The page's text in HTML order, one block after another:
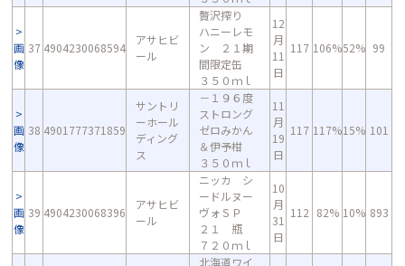
画
像
37 4904230068594
アサヒビ
ール
贅沢搾り
ハニーレモ
ン ２１期
間限定缶
３５０ｍｌ
12
月
11
日
117 106%52% 99
画
像
38 4901777371859
サントリ
ーホール
ディング
ス
－１９６度
ストロング
ゼロみかん
＆伊予柑
３５０ｍｌ
11
月
19
日
117 117%15% 101
画
像
39 4904230068396
アサヒビ
ール
ニッカ シ
ードルヌー
ヴォＳＰ
２１ 瓶
７２０ｍｌ
10
月
31
日
112 82% 10% 893
北海道ワイ